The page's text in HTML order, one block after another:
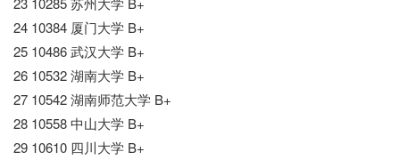
24 10384 厦门大学 B+
25 10486 武汉大学 B+
26 10532 湖南大学 B+
27 10542 湖南师范大学 B+
28 10558 中山大学 B+
29 10610 四川大学 B+